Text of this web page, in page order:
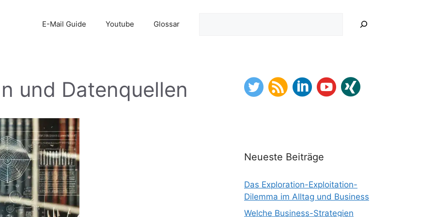
E-Mail Guide Youtube Glossar
und Datenquellen
Neueste Beiträge
Das Exploration-Exploitation-
Dilemma im Alltag und Business
Welche Business-Strategien